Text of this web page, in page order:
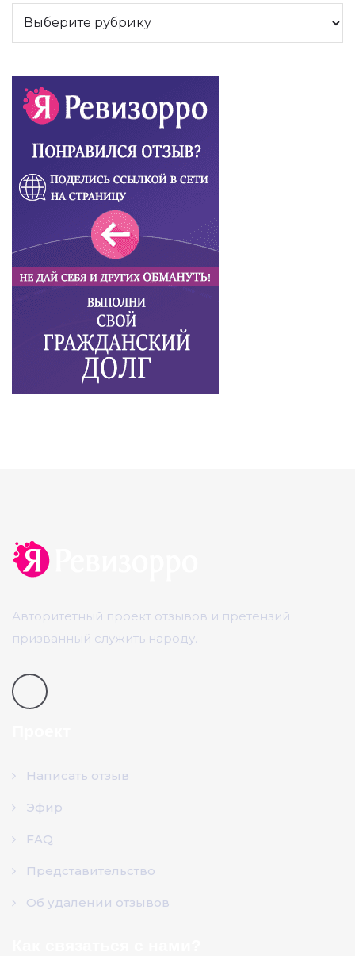
Авторитетный проект отзывов и претензий
призванный служить народу.
Написать отзыв
Эфир
FAQ
Представительство
Об удалении отзывов